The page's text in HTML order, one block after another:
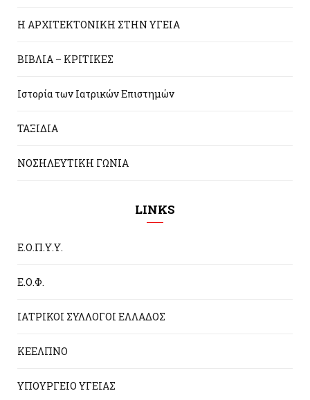
Η ΑΡΧΙΤΕΚΤΟΝΙΚΗ ΣΤΗΝ ΥΓΕΙΑ
ΒΙΒΛΙΑ – ΚΡΙΤΙΚΕΣ
Ιστορία των Ιατρικών Επιστημών
ΤΑΞΙΔΙΑ
ΝΟΣΗΛΕΥΤΙΚΗ ΓΩΝΙΑ
LINKS
Ε.Ο.Π.Υ.Υ.
Ε.Ο.Φ.
ΙΑΤΡΙΚΟΙ ΣΥΛΛΟΓΟΙ ΕΛΛΑΔΟΣ
ΚΕΕΛΠΝΟ
ΥΠΟΥΡΓΕΙΟ ΥΓΕΙΑΣ